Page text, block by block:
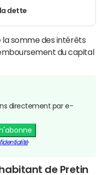
dette
somme des intérêts
du capital
directement par e-
de Pretin